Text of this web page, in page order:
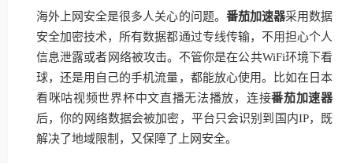
海外上网安全是很多人关心的问题。 番茄加速器采用数据
安全加密技术，所有数据都通过专线传输，不用担心个人
信息泄露或者网络被攻击。不管你是在公共WiFi环境下看
球，还是用自己的手机流量，都能放心使用。比如在日本
看咪咕视频世界杯中文直播无法播放，连接番茄加速器
后，你的网络数据会被加密，平台只会识别到国内IP，既
解决了地域限制，又保障了上网安全。